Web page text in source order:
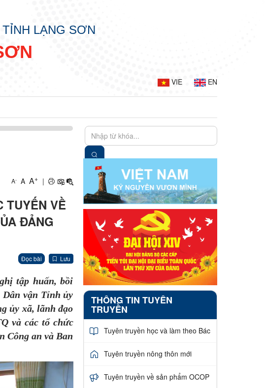
LẠNG SƠN
VIE EN
A- A A+ |
TUYẾN VỀ
ĐẢNG
Đọc bài Lưu
tập huấn, bồi
vận Tỉnh ủy
ủy xã, lãnh đạo
và các tổ chức
Công an và Ban
THÔNG TIN TUYÊN
TRUYỀN
Tuyên truyền học và làm theo Bác
Tuyên truyền nông thôn mới
Tuyên truyền về sản phẩm OCOP